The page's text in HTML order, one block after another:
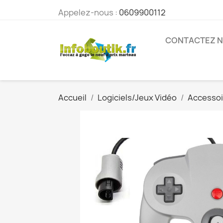
Appelez-nous : 0609900112
CONTACTEZ
Accueil Logiciels/Jeux Vidéo